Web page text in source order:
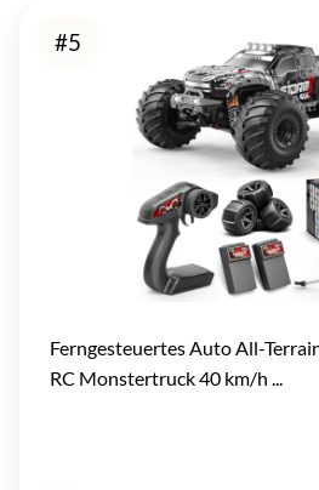
#5
Ferngesteuertes Auto All-
RC Monstertruck 40 km/h ...